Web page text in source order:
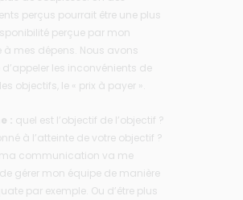
perçus pourrait être une plus
perçue par mon
à mes dépens. Nous avons
d’appeler les inconvénients de
objectifs, le « prix à payer ».
: quel est l’objectif de l’objectif ?
à l’atteinte de votre objectif ?
communication va me
gérer mon équipe de manière
par exemple. Ou d’être plus